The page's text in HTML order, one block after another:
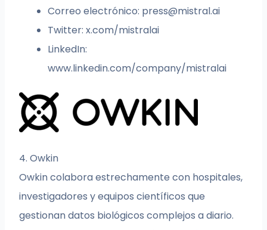
Correo electrónico: press@mistral.ai
Twitter: x.com/mistralai
LinkedIn:
www.linkedin.com/company/mistralai
4. Owkin
Owkin colabora estrechamente con hospitales,
investigadores y equipos científicos que
gestionan datos biológicos complejos a diario.